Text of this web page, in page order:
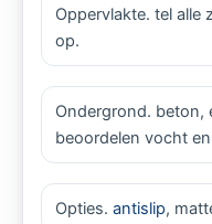
Oppervlakte. tel alle
op.
Ondergrond. beton,
beoordelen vocht
Opties. antislip,